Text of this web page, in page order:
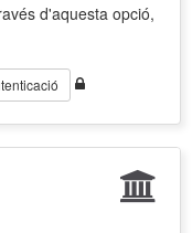
d'aquesta opció,